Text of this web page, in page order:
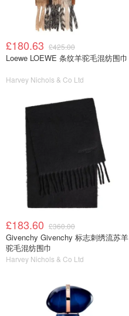
£180.63 £425.00
Loewe LOEWE 条纹羊驼毛混纺围巾
Harvey Nichols & Co Ltd
£183.60 £360.00
Givenchy Givenchy 标志刺绣流苏羊
驼毛混纺围巾
Harvey Nichols & Co Ltd